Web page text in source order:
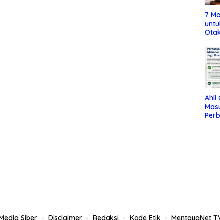
7
Ahli
Siber Disclaimer Redaksi Kode Etik MentayaNet